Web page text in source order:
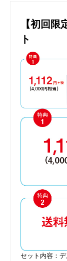
【初回
ト
セット内容：